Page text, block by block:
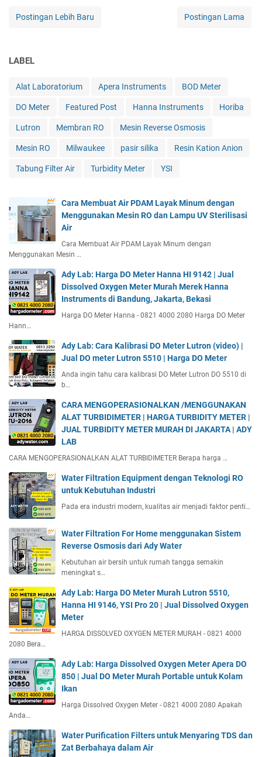
Postingan Lebih Baru Postingan Lama
LABEL
Alat Laboratorium Apera Instruments BOD Meter
DO Meter Featured Post Hanna Instruments Horiba
Lutron Membran RO Mesin Reverse Osmosis
Mesin RO Milwaukee pasir silika Resin Kation Anion
Tabung Filter Air Turbidity Meter YSI
Cara Membuat Air PDAM Layak Minum dengan
Menggunakan Mesin RO dan Lampu UV Sterilisasi
Air
Cara Membuat Air PDAM Layak Minum dengan
Menggunakan Mesin …
Ady Lab: Harga DO Meter Hanna HI 9142 | Jual
Dissolved Oxygen Meter Murah Merek Hanna
Instruments di Bandung, Jakarta, Bekasi
Harga DO Meter Hanna - 0821 4000 2080 Harga DO Meter
Hann…
Ady Lab: Cara Kalibrasi DO Meter Lutron (video) |
Jual DO meter Lutron 5510 | Harga DO Meter
Anda ingin tahu cara kalibrasi DO Meter Lutron DO 5510 di
b…
CARA MENGOPERASIONALKAN /MENGGUNAKAN
ALAT TURBIDIMETER | HARGA TURBIDITY METER |
JUAL TURBIDITY METER MURAH DI JAKARTA | ADY
LAB
CARA MENGOPERASIONALKAN ALAT TURBIDIMETER Berapa harga …
Water Filtration Equipment dengan Teknologi RO
untuk Kebutuhan Industri
Pada era industri modern, kualitas air menjadi faktor penti…
Water Filtration For Home menggunakan Sistem
Reverse Osmosis dari Ady Water
Kebutuhan air bersih untuk rumah tangga semakin
meningkat s…
Ady Lab: Harga DO Meter Murah Lutron 5510,
Hanna HI 9146, YSI Pro 20 | Jual Dissolved Oxygen
Meter
HARGA DISSOLVED OXYGEN METER MURAH - 0821 4000
2080 Bera…
Ady Lab: Harga Dissolved Oxygen Meter Apera DO
850 | Jual DO Meter Murah Portable untuk Kolam
Ikan
Harga Dissolved Oxygen Meter - 0821 4000 2080 Apakah
Anda…
Water Purification Filters untuk Menyaring TDS dan
Zat Berbahaya dalam Air